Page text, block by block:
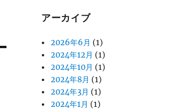
アーカイブ
2026年6月 (1)
2024年12月 (1)
2024年10月 (1)
2024年8月 (1)
2024年3月 (1)
2024年1月 (1)